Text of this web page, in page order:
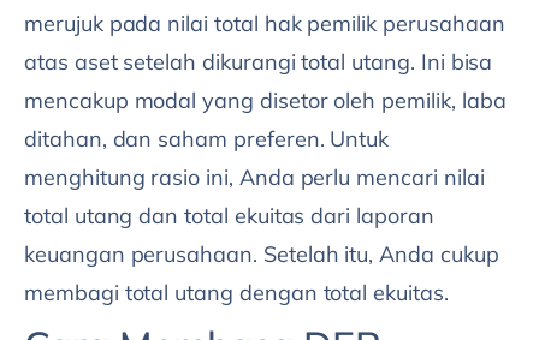
merujuk pada nilai total hak pemilik perusahaan
atas aset setelah dikurangi total utang. Ini bisa
mencakup modal yang disetor oleh pemilik, laba
ditahan, dan saham preferen. Untuk
menghitung rasio ini, Anda perlu mencari nilai
total utang dan total ekuitas dari laporan
keuangan perusahaan. Setelah itu, Anda cukup
membagi total utang dengan total ekuitas.